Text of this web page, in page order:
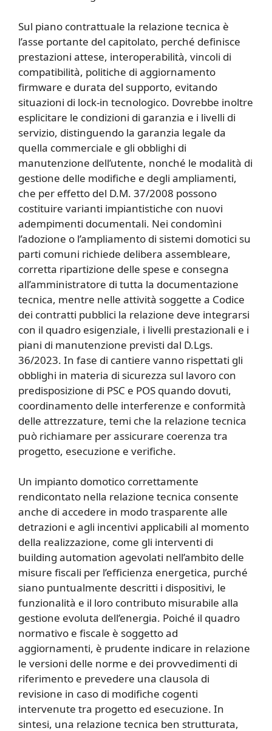
Sul piano contrattuale la relazione tecnica è
l’asse portante del capitolato, perché definisce
prestazioni attese, interoperabilità, vincoli di
compatibilità, politiche di aggiornamento
firmware e durata del supporto, evitando
situazioni di lock-in tecnologico. Dovrebbe inoltre
esplicitare le condizioni di garanzia e i livelli di
servizio, distinguendo la garanzia legale da
quella commerciale e gli obblighi di
manutenzione dell’utente, nonché le modalità di
gestione delle modifiche e degli ampliamenti,
che per effetto del D.M. 37/2008 possono
costituire varianti impiantistiche con nuovi
adempimenti documentali. Nei condomìni
l’adozione o l’ampliamento di sistemi domotici su
parti comuni richiede delibera assembleare,
corretta ripartizione delle spese e consegna
all’amministratore di tutta la documentazione
tecnica, mentre nelle attività soggette a Codice
dei contratti pubblici la relazione deve integrarsi
con il quadro esigenziale, i livelli prestazionali e i
piani di manutenzione previsti dal D.Lgs.
36/2023. In fase di cantiere vanno rispettati gli
obblighi in materia di sicurezza sul lavoro con
predisposizione di PSC e POS quando dovuti,
coordinamento delle interferenze e conformità
delle attrezzature, temi che la relazione tecnica
può richiamare per assicurare coerenza tra
progetto, esecuzione e verifiche.
Un impianto domotico correttamente
rendicontato nella relazione tecnica consente
anche di accedere in modo trasparente alle
detrazioni e agli incentivi applicabili al momento
della realizzazione, come gli interventi di
building automation agevolati nell’ambito delle
misure fiscali per l’efficienza energetica, purché
siano puntualmente descritti i dispositivi, le
funzionalità e il loro contributo misurabile alla
gestione evoluta dell’energia. Poiché il quadro
normativo e fiscale è soggetto ad
aggiornamenti, è prudente indicare in relazione
le versioni delle norme e dei provvedimenti di
riferimento e prevedere una clausola di
revisione in caso di modifiche cogenti
intervenute tra progetto ed esecuzione. In
sintesi, una relazione tecnica ben strutturata,